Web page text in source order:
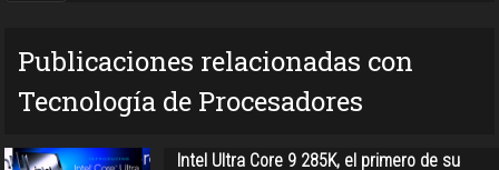
Publicaciones relacionadas con
Tecnología de Procesadores
Intel Ultra Core 9 285K, el primero de su